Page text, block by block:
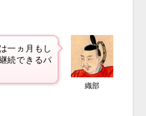
一ヵ月もし
続できるパ
織部